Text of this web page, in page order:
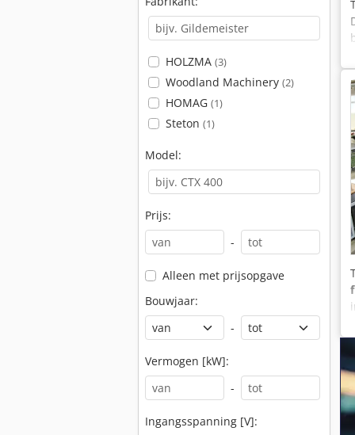
HOLZMA (3)
Woodland Machinery (2)
HOMAG (1)
Steton (1)
Model:
Prijs:
-
Alleen met prijsopgave
Bouwjaar:
-
Vermogen [kW]:
-
Ingangsspanning [V]: